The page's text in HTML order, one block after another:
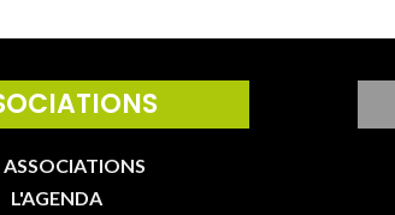
ASSOCIATIONS
L'AGENDA